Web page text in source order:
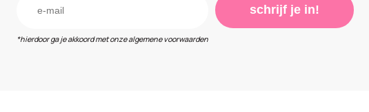
*hierdoor ga je akkoord met onze algemene voorwaarden
schrijf je in!